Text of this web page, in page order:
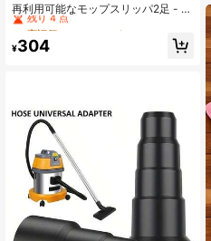
再利用可能なモップスリッパ2足 - 取
り外し可能で洗濯可能、ゆったりし
たフロアクリーニングモップスリッ
パ、リビングルームや寝室での家庭
残り 4 点
#8 高評価
残り 4 点
#8 高評価
残り 4 点
#8 高評価
¥304